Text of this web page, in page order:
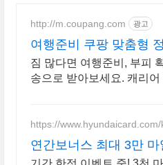
http://m.coupang.com 광고
여행준비 쿠팡 맞춤형
짐 많다면 여행준비, 부피
송으로 받아보세요. 캐리
https://www.hyundaicard.com/
연간보너스 최대 3만 마